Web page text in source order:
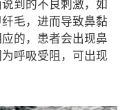
到的不良刺激，如
毛，进而导致鼻黏
的，患者会出现鼻
呼吸受阻，可出现